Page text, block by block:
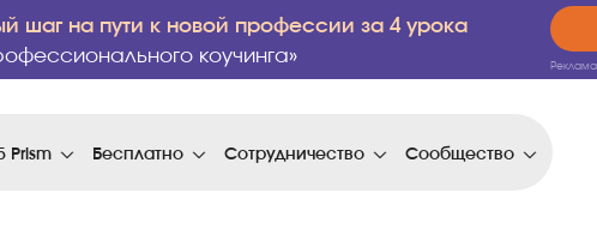
шаг на пути к новой профессии за 4 урока
коучинга»
Prism Бесплатно Сотрудничество Сообщество